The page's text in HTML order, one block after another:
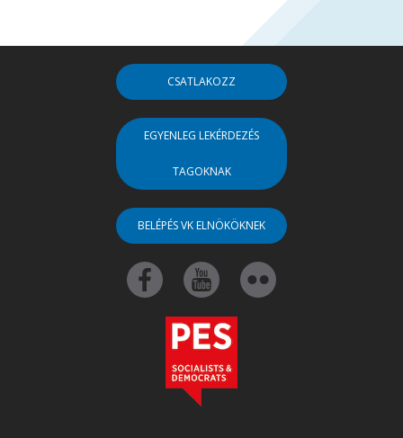
CSATLAKOZZ
EGYENLEG LEKÉRDEZÉS
TAGOKNAK
BELÉPÉS VK ELNÖKÖKNEK